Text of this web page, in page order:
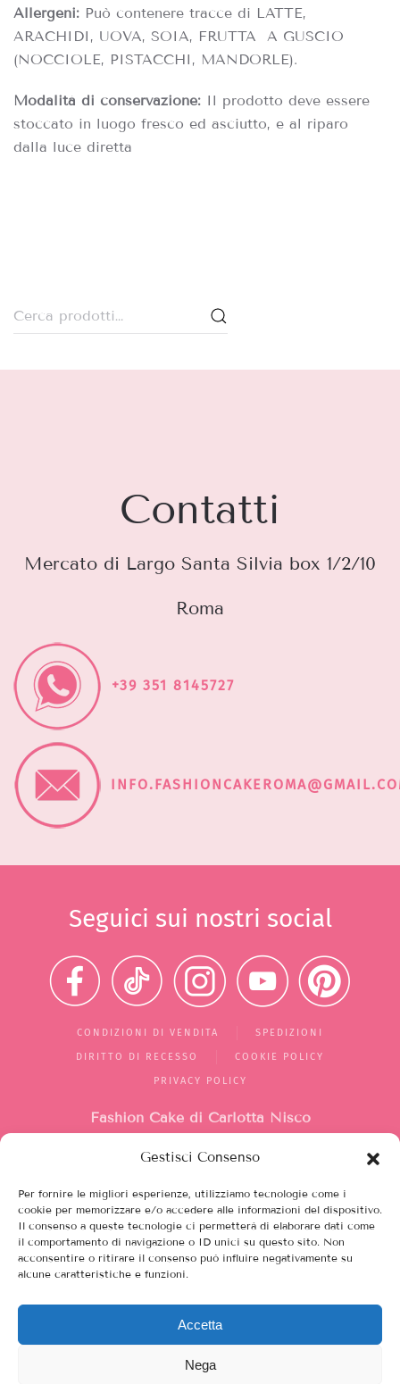
Gestisci Consenso
Per fornire le migliori esperienze, utilizziamo tecnologie come i
cookie per memorizzare e/o accedere alle informazioni del dispositivo.
Il consenso a queste tecnologie ci permetterà di elaborare dati come
il comportamento di navigazione o ID unici su questo sito. Non
acconsentire o ritirare il consenso può influire negativamente su
alcune caratteristiche e funzioni.
Accetta
Nega
Allergeni: Può contenere tracce di LATTE,
ARACHIDI, UOVA, SOIA, FRUTTA A GUSCIO
(NOCCIOLE, PISTACCHI, MANDORLE).
Modalità di conservazione: Il prodotto deve essere
stoccato in luogo fresco ed asciutto, e al riparo
dalla luce diretta
Cerca:
Contatti
Mercato di Largo Santa Silvia box 1/2/10
Roma
+39 351 8145727
Seguici sui nostri social
CONDIZIONI DI VENDITA SPEDIZIONI
DIRITTO DI RECESSO COOKIE POLICY
PRIVACY POLICY
Fashion Cake di Carlotta Nisco
Mercato di Largo Santa Silvia
00149, Roma (RM)
Italia
Partita iva 12208751003
Chiamaci al 351 8145727
Scrivici: